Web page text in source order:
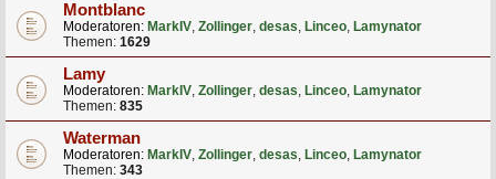
Montblanc
Moderatoren: MarkIV, Zollinger, desas, Linceo, Lamynator
Themen: 1629
Lamy
Moderatoren: MarkIV, Zollinger, desas, Linceo, Lamynator
Themen: 835
Waterman
Moderatoren: MarkIV, Zollinger, desas, Linceo, Lamynator
Themen: 343